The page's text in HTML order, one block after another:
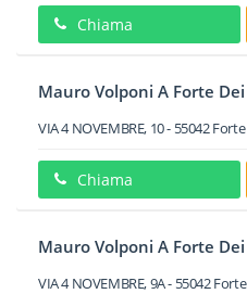
Chiama
Mauro Volponi A Forte
VIA 4 NOVEMBRE, 10- 55042
Chiama
Mauro Volponi A Forte
VIA 4 NOVEMBRE, 9A- 55042